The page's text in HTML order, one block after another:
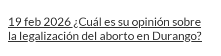
19 feb 2026 ¿Cuál es su opinión sobre
la legalización del aborto en Durango?